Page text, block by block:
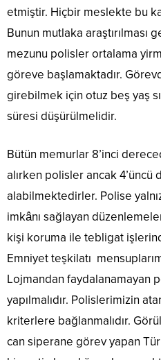
etmiştir. Hiçbir meslekte bu
Bunun mutlaka
mezunu polisler ortalama
göreve başlamaktadır.
girebilmek için otuz beş yaş
süresi düşürülmelidir.
Bütün memurlar 8’inci
alırken polisler ancak
alabilmektedirler. Polise
imkânı sağlayan
kişi koruma ile tebligat
Emniyet teşkilatı
Lojmandan faydalanamayan
yapılmalıdır. Polislerimizin
kriterlere bağlanmalıdır.
can siperane görev yapan